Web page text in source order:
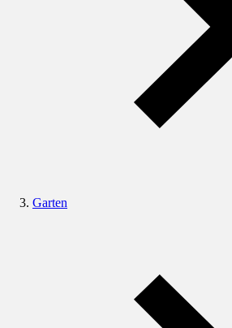
Garten